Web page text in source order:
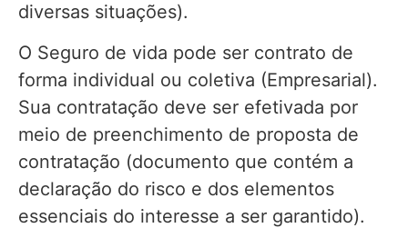
diversas situações).
O Seguro de vida pode ser contrato de
forma individual ou coletiva (Empresarial).
Sua contratação deve ser efetivada por
meio de preenchimento de proposta de
contratação (documento que contém a
declaração do risco e dos elementos
essenciais do interesse a ser garantido).